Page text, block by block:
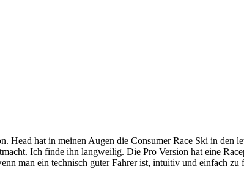
Head hat in meinen Augen die Consumer Race Ski in den
Ich finde ihn langweilig. Die Pro Version hat eine
man ein technisch guter Fahrer ist, intuitiv und einfach